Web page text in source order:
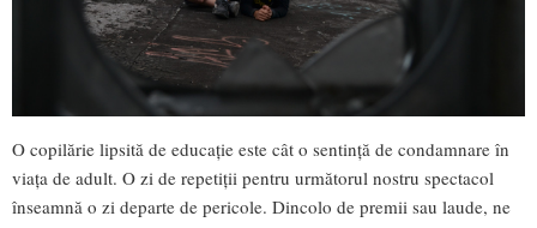
O copilărie lipsită de educație este cât o sentință de condamnare în
viața de adult. O zi de repetiții pentru următorul nostru spectacol
înseamnă o zi departe de pericole. Dincolo de premii sau laude, ne